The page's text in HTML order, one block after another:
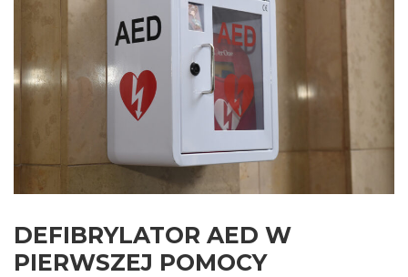
DEFIBRYLATOR AED W
PIERWSZEJ POMOCY